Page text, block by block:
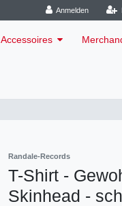
Anmelden
Accessoires
Randale-Records
T-Shirt -
Skinhead -